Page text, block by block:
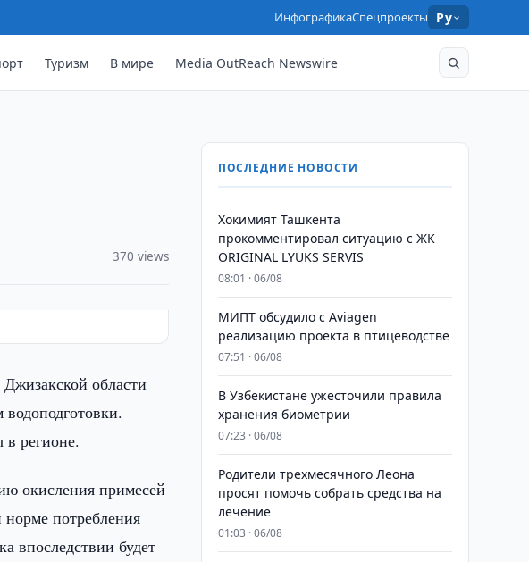
ИнфографикаСпецпроекты Ру
Туризм В мире Media OutReach Newswire
370 views
области
в регионе.
окисления примесей
потребления
впоследствии будет
ПОСЛЕДНИЕ НОВОСТИ
Хокимият Ташкента
прокомментировал ситуацию с ЖК
ORIGINAL LYUKS SERVIS
08:01 · 06/08
МИПТ обсудило с Aviagen
реализацию проекта в птицеводстве
07:51 · 06/08
В Узбекистане ужесточили правила
хранения биометрии
07:23 · 06/08
Родители трехмесячного Леона
просят помочь собрать средства на
лечение
01:03 · 06/08